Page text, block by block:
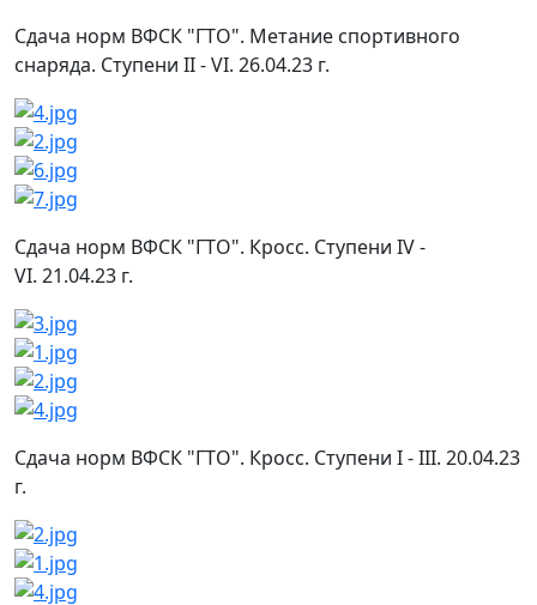
Сдача норм ВФСК "ГТО". Метание спортивного
снаряда. Ступени II - VI. 26.04.23 г.
Сдача норм ВФСК "ГТО". Кросс. Ступени IV -
VI. 21.04.23 г.
Сдача норм ВФСК "ГТО". Кросс. Ступени I - III. 20.04.23
г.